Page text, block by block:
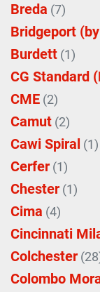
Breda (7)
Bridgeport
Burdett (1)
CG Standard
CME (2)
Camut (2)
Cawi Spiral (1)
Cerfer (1)
Chester (1)
Cima (4)
Cincinnati
Colchester
Colombo